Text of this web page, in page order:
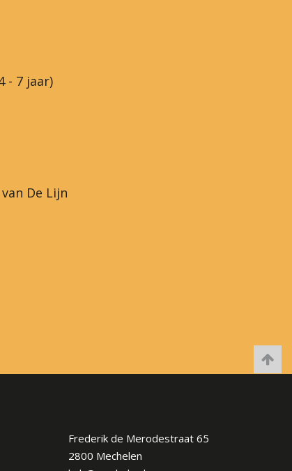
- 7 jaar)
De Lijn
Frederik de Merodestraat 65
2800 Mechelen